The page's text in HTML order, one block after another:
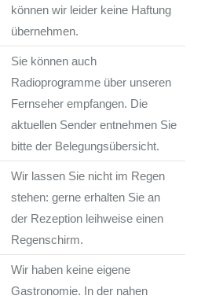
können wir leider keine Haftung
übernehmen.
Sie können auch
Radioprogramme über unseren
Fernseher empfangen. Die
aktuellen Sender entnehmen Sie
bitte der Belegungsübersicht.
Wir lassen Sie nicht im Regen
stehen: gerne erhalten Sie an
der Rezeption leihweise einen
Regenschirm.
Wir haben keine eigene
Gastronomie. In der nahen